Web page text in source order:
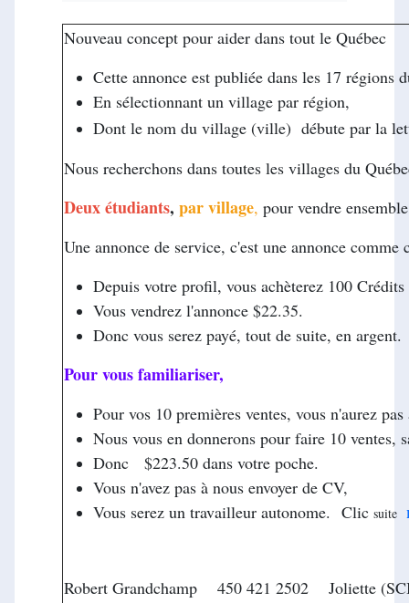
Nouveau concept pour aider dans tout le Québec
Cette annonce est publiée dans les 17 régions
En sélectionnant un village par région,
Dont le nom du village (ville) débute par la
Nous recherchons dans toutes les villages du
Deux étudiants, par village, pour vendre
Une annonce de service, c'est une annonce comme
Depuis votre profil, vous achèterez 100
Vous vendrez l'annonce $22.35.
Donc vous serez payé, tout de suite, en argent.
Pour vous familiariser,
Pour vos 10 premières ventes, vous n'aurez
Nous vous en donnerons pour faire 10 ventes,
Donc $223.50 dans votre poche.
Vous n'avez pas à nous envoyer de CV,
Vous serez un travailleur autonome. Clic suite
Robert Grandchamp 450 421 2502 Joliette